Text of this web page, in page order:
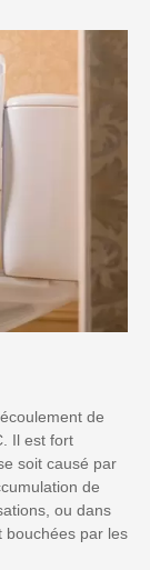
de
Il est fort
soit causé par
de
ou dans
bouchées par les